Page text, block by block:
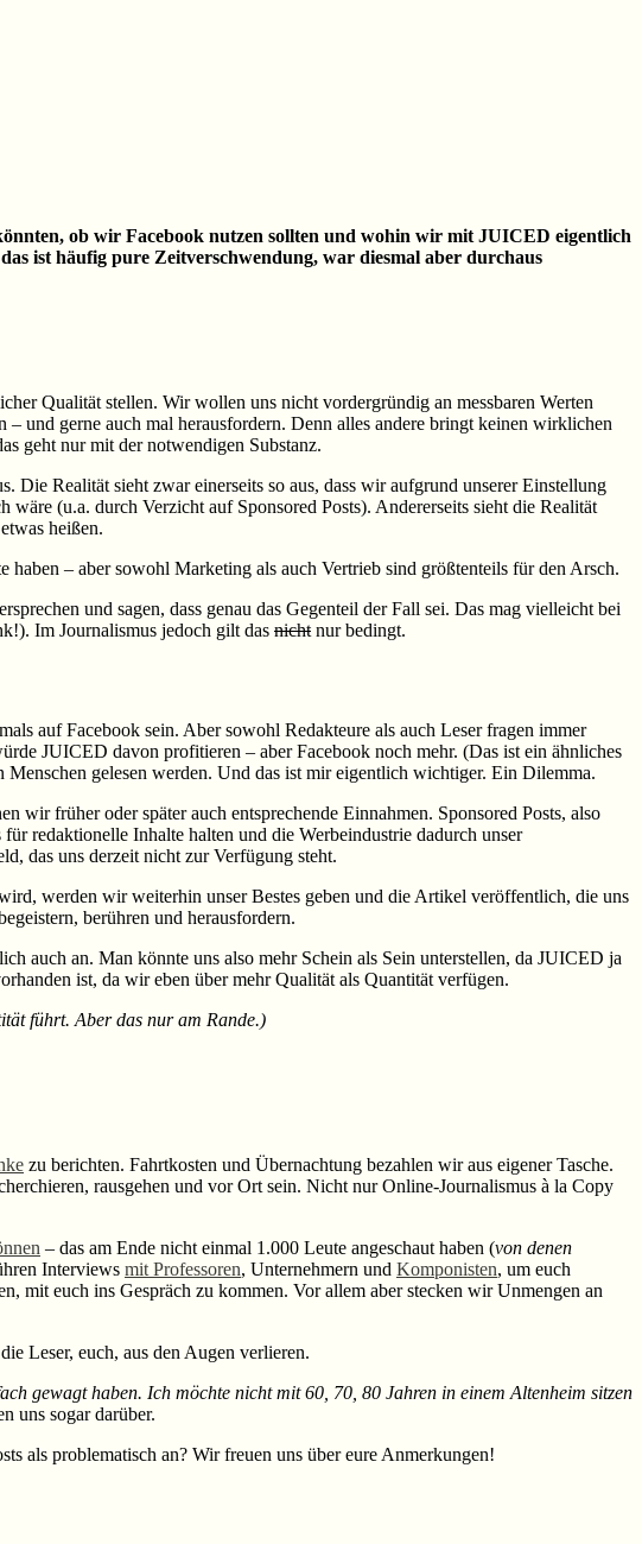
ob wir Facebook nutzen sollten und wohin wir mit JUICED eigentlich
ist häufig pure Zeitverschwendung, war diesmal aber durchaus
Qualität stellen. Wir wollen uns nicht vordergründig an messbaren Werten
und gerne auch mal herausfordern. Denn alles andere bringt keinen wirklichen
geht nur mit der notwendigen Substanz.
Die Realität sieht zwar einerseits so aus, dass wir aufgrund unserer Einstellung
(u.a. durch Verzicht auf Sponsored Posts). Andererseits sieht die Realität
heißen.
– aber sowohl Marketing als auch Vertrieb sind größtenteils für den Arsch.
und sagen, dass genau das Gegenteil der Fall sei. Das mag vielleicht bei
Im Journalismus jedoch gilt das nicht nur bedingt.
auf Facebook sein. Aber sowohl Redakteure als auch Leser fragen immer
JUICED davon profitieren – aber Facebook noch mehr. (Das ist ein ähnliches
gelesen werden. Und das ist mir eigentlich wichtiger. Ein Dilemma.
wir früher oder später auch entsprechende Einnahmen. Sponsored Posts, also
redaktionelle Inhalte halten und die Werbeindustrie dadurch unser
das uns derzeit nicht zur Verfügung steht.
werden wir weiterhin unser Bestes geben und die Artikel veröffentlich, die uns
berühren und herausfordern.
auch an. Man könnte uns also mehr Schein als Sein unterstellen, da JUICED ja
ist, da wir eben über mehr Qualität als Quantität verfügen.
führt. Aber das nur am Rande.)
zu berichten. Fahrtkosten und Übernachtung bezahlen wir aus eigener Tasche.
rausgehen und vor Ort sein. Nicht nur Online-Journalismus à la Copy
– das am Ende nicht einmal 1.000 Leute angeschaut haben (von denen
Interviews mit Professoren, Unternehmern und Komponisten, um euch
mit euch ins Gespräch zu kommen. Vor allem aber stecken wir Unmengen an
Leser, euch, aus den Augen verlieren.
gewagt haben. Ich möchte nicht mit 60, 70, 80 Jahren in einem Altenheim sitzen
uns sogar darüber.
als problematisch an? Wir freuen uns über eure Anmerkungen!